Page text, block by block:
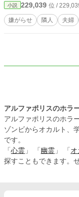
小説 229,039 位 /
嫌がらせ 隣人 夫婦
アルファポリスのホラ
アルファポリスのホラ
ゾンビからオカルト、
です。
「 心霊 」 「 幽霊 」 「 オ
探すこともできます。